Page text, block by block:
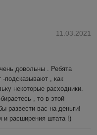
11.03.2021
довольны . Ребята
-подсказывают , как
некоторые расходники.
, то в этой
развести вас на деньги!
и расширения штата !)